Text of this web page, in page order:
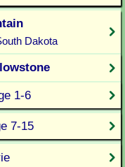
Dakota
1-6
7-15